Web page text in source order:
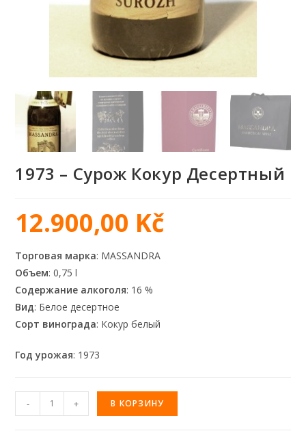
1973 – Сурож Кокур Десертный
12.900,00 Kč
Торговая марка: MASSANDRA
Объем: 0,75 l
Содержание алкоголя: 16 %
Вид: Белое десертное
Сорт винограда: Кокур белый
Год урожая: 1973
- + В КОРЗИНУ